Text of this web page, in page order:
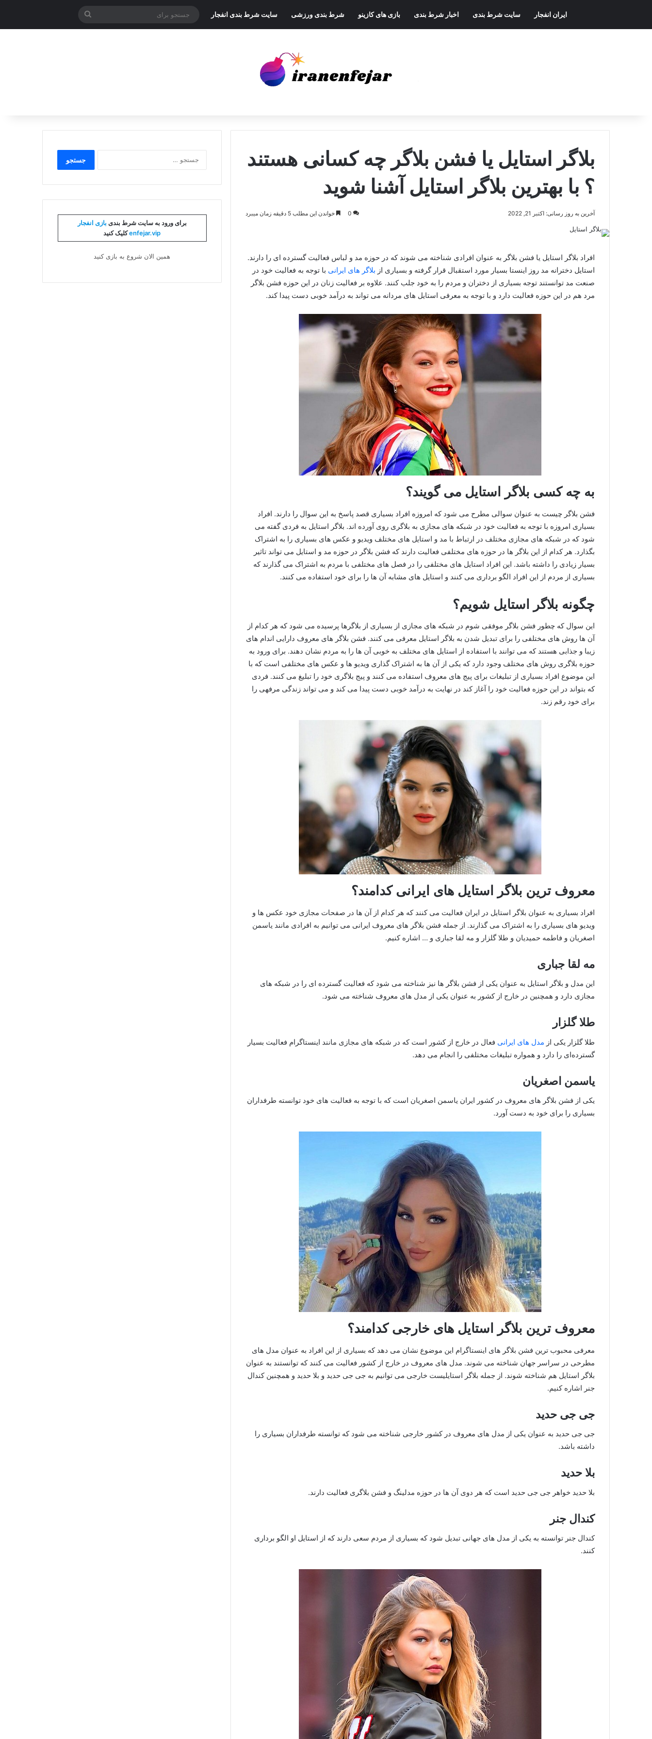
ایران انفجار سایت شرط بندی اخبار شرط بندی بازی های کازینو شرط بندی ورزشی سایت شرط بندی انفجار
جستجو
برای
بلاگر استایل یا فشن بلاگر چه کسانی هستند
؟ با بهترین بلاگر استایل آشنا شوید
آخرین به روز رسانی: اکتبر 21, 2022 0 خواندن این مطلب 5 دقیقه زمان میبرد
افراد بلاگر استایل یا فشن بلاگر به عنوان افرادی شناخته می‌ شوند که در حوزه مد و لباس فعالیت گسترده‌ ای را دارند.
استایل دخترانه مد روز اینستا بسیار مورد استقبال قرار گرفته و بسیاری از بلاگر های ایرانی با توجه به فعالیت خود در
صنعت مد توانستند توجه بسیاری از دختران و مردم را به خود جلب کنند. علاوه بر فعالیت زنان در این حوزه فشن بلاگر
مرد هم در این حوزه فعالیت دارد و با توجه به معرفی استایل های مردانه می‌ تواند به درآمد خوبی دست پیدا کند.
به چه کسی بلاگر استایل می گویند؟
فشن بلاگر چیست به عنوان سوالی مطرح می‌ شود که امروزه افراد بسیاری قصد پاسخ به این سوال را دارند. افراد
بسیاری امروزه با توجه به فعالیت خود در شبکه های مجازی به بلاگری روی آورده‌ اند. بلاگر استایل به فردی گفته می‌
شود که در شبکه های مجازی مختلف در ارتباط با مد و استایل های مختلف ویدیو و عکس های بسیاری را به اشتراک
بگذارد. هر کدام از این بلاگر ها در حوزه‌ های مختلفی فعالیت دارند که فشن بلاگر در حوزه مد و استایل می تواند تاثیر
بسیار زیادی را داشته باشد. این افراد استایل های مختلفی را در فصل های مختلفی با مردم به اشتراک می‌ گذارند که
بسیاری از مردم از این افراد الگو برداری می کنند و استایل های مشابه آن ها را برای خود استفاده می کنند.
چگونه بلاگر استایل شویم؟
این سوال که چطور فشن بلاگر موفقی شوم در شبکه های مجازی از بسیاری از بلاگرها پرسیده می شود که هر کدام از
آن ها روش های مختلفی را برای تبدیل شدن به بلاگر استایل معرفی می کنند. فشن بلاگر های معروف دارایی اندام های
زیبا و جذابی هستند که می‌ توانند با استفاده از استایل‌ های مختلف به خوبی آن ها را به مردم نشان دهند. برای ورود به
حوزه بلاگری روش های مختلف وجود دارد که یکی از آن ها به اشتراک گذاری ویدیو ها و عکس های مختلفی است که با
این موضوع افراد بسیاری از تبلیغات برای پیج های معروف استفاده می کنند و پیج بلاگری خود را تبلیغ می‌ کنند. فردی
که بتواند در این حوزه فعالیت خود را آغاز کند در نهایت به درآمد خوبی دست پیدا می‌ کند و می‌ تواند زندگی مرفهی را
برای خود رقم زند.
معروف ترین بلاگر استایل های ایرانی کدامند؟
افراد بسیاری به عنوان بلاگر استایل در ایران فعالیت می‌ کنند که هر کدام از آن ها در صفحات مجازی خود عکس ها و
ویدیو های بسیاری را به اشتراک می گذارند. از جمله فشن بلاگر های معروف ایرانی می‌ توانیم به افرادی مانند یاسمن
اصغریان و فاطمه حمیدیان و طلا گلزار و مه لقا جباری و … اشاره کنیم.
مه لقا جباری
این مدل و بلاگر استایل به عنوان یکی از فشن بلاگر ها نیز شناخته می‌ شود که فعالیت گسترده ای را در شبکه های
مجازی دارد و همچنین در خارج از کشور به عنوان یکی از مدل های معروف شناخته می شود.
طلا گلزار
طلا گلزار یکی از مدل‌ های ایرانی فعال در خارج از کشور است که در شبکه های مجازی مانند اینستاگرام فعالیت بسیار
گسترده‌ای را دارد و همواره تبلیغات مختلفی را انجام می دهد.
یاسمن اصغریان
یکی از فشن بلاگر های معروف در کشور ایران یاسمن اصغریان است که با توجه به فعالیت های خود توانسته طرفداران
بسیاری را برای خود به دست آورد.
معروف ترین بلاگر استایل های خارجی کدامند؟
معرفی محبوب ترین فشن بلاگر های اینستاگرام این موضوع نشان می‌ دهد که بسیاری از این افراد به عنوان مدل های
مطرحی در سراسر جهان شناخته می شوند. مدل های معروف در خارج از کشور فعالیت می‌ کنند که توانستند به عنوان
بلاگر استایل هم شناخته شوند. از جمله بلاگر استایلیست خارجی می توانیم به جی جی حدید و بلا حدید و همچنین کندال
جنر اشاره کنیم.
جی جی حدید
جی جی حدید به عنوان یکی از مدل های معروف در کشور خارجی شناخته می‌ شود که توانسته طرفداران بسیاری را
داشته باشد.
بلا حدید
بلا حدید خواهر جی جی حدید است که هر دوی آن ها در حوزه مدلینگ و فشن بلاگری فعالیت دارند.
کندال جنر
کندال جنر توانسته به یکی از مدل های جهانی تبدیل شود که بسیاری از مردم سعی دارند که از استایل او الگو برداری
کنند.
برای:
برای ورود به سایت شرط بندی بازی انفجار
enfejar.vipکلیک کنید
همین الان شروع به بازی کنید